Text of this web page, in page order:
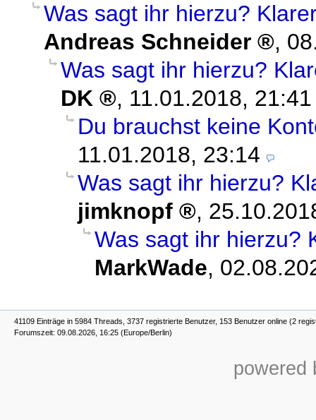
Was sagt ihr hierzu?
Andreas Schneider
,
Was sagt ihr hierzu?
DK
, 11.01.2018, 21:41
Du brauchst keine
11.01.2018, 23:14
Was sagt ihr hierzu?
jimknopf
,
Was sagt ihr hierzu?
MarkWade,
41109 Einträge in 5984 Threads, 3737 registrierte Benutzer, 153 Benutzer online (2
Forumszeit: 09.08.2026, 16:25 (Europe/Berlin)
powered